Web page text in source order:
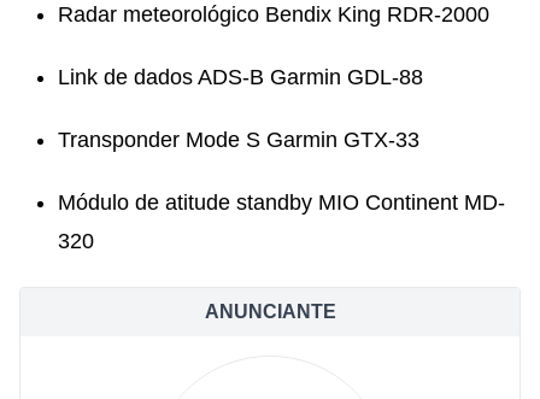
Radar meteorológico Bendix King RDR-2000
Link de dados ADS-B Garmin GDL-88
Transponder Mode S Garmin GTX-33
Módulo de atitude standby MIO Continent MD-
320
ANUNCIANTE